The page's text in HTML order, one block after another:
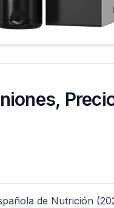
de Nutrición